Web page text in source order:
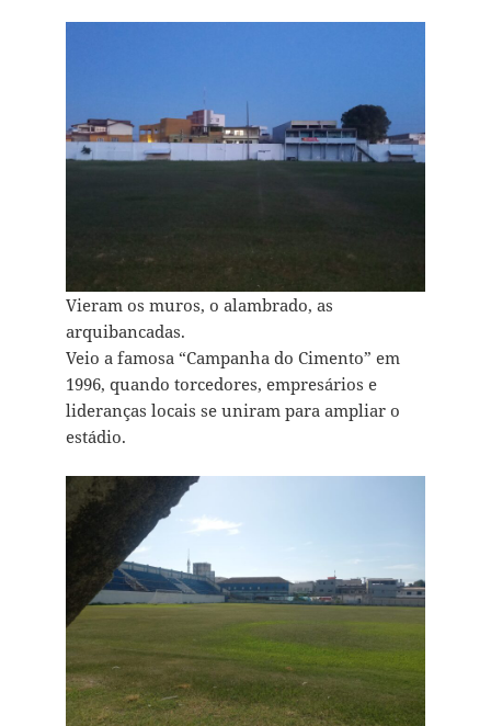
Vieram os muros, o alambrado, as
arquibancadas.
Veio a famosa “Campanha do Cimento” em
1996, quando torcedores, empresários e
lideranças locais se uniram para ampliar o
estádio.